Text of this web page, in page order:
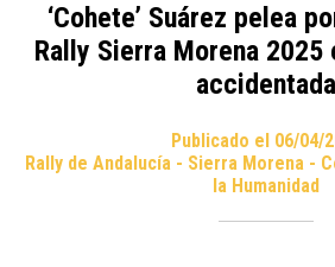
‘Cohete’ Suárez pelea
Rally Sierra Morena 2025
accidentada
Publicado el 06/04/
Rally de Andalucía - Sierra Morena -
la Humanidad